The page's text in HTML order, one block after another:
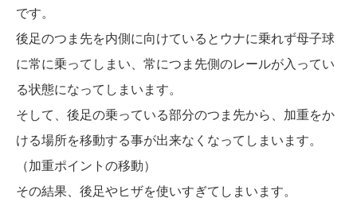
です。
後足のつま先を内側に向けているとウナに乗れず母子球
に常に乗ってしまい、常につま先側のレールが入ってい
る状態になってしまいます。
そして、後足の乗っている部分のつま先から、加重をか
ける場所を移動する事が出来なくなってしまいます。
（加重ポイントの移動）
その結果、後足やヒザを使いすぎてしまいます。